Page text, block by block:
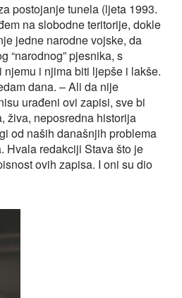
postojanje tunela (ljeta 1993.
na slobodne teritorije, dokle
jedne narodne vojske, da
“narodnog” pjesnika, s
i njima biti ljepše i lakše.
dana. – Ali da nije
urađeni ovi zapisi, sve bi
živa, neposredna historija
od naših današnjih problema
Hvala redakciji Stava što je
ovih zapisa. I oni su dio